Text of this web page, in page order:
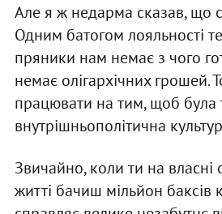
Але я ж недарма сказав, що
Одним батогом лояльності
пряники нам немає з чого
немає олігархічних грошей.
працювати на тим, щоб була
внутрішньополітична
Звичайно, коли ти на власні
житті бачиш мільйон баксів